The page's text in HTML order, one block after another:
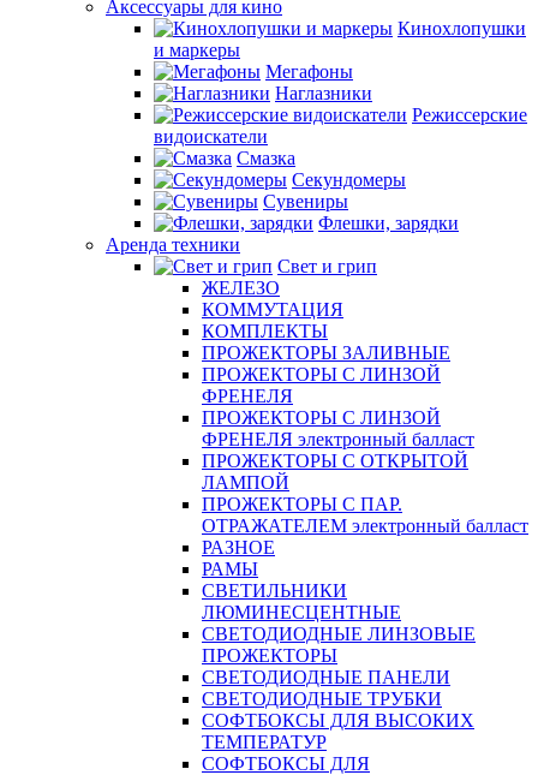
Аксессуары для кино
Кинохлопушки
и маркеры
Мегафоны
Наглазники
Режиссерские
видоискатели
Смазка
Секундомеры
Сувениры
Флешки, зарядки
Аренда техники
Свет и грип
ЖЕЛЕЗО
КОММУТАЦИЯ
КОМПЛЕКТЫ
ПРОЖЕКТОРЫ ЗАЛИВНЫЕ
ПРОЖЕКТОРЫ С ЛИНЗОЙ
ФРЕНЕЛЯ
ПРОЖЕКТОРЫ С ЛИНЗОЙ
ФРЕНЕЛЯ электронный балласт
ПРОЖЕКТОРЫ С ОТКРЫТОЙ
ЛАМПОЙ
ПРОЖЕКТОРЫ С ПАР.
ОТРАЖАТЕЛЕМ электронный балласт
РАЗНОЕ
РАМЫ
СВЕТИЛЬНИКИ
ЛЮМИНЕСЦЕНТНЫЕ
СВЕТОДИОДНЫЕ ЛИНЗОВЫЕ
ПРОЖЕКТОРЫ
СВЕТОДИОДНЫЕ ПАНЕЛИ
СВЕТОДИОДНЫЕ ТРУБКИ
СОФТБОКСЫ ДЛЯ ВЫСОКИХ
ТЕМПЕРАТУР
СОФТБОКСЫ ДЛЯ